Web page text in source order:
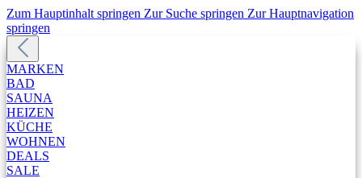
Zum Hauptinhalt springen Zur Suche springen Zur Hauptnavigation
springen
MARKEN
BAD
SAUNA
HEIZEN
KÜCHE
WOHNEN
DEALS
SALE